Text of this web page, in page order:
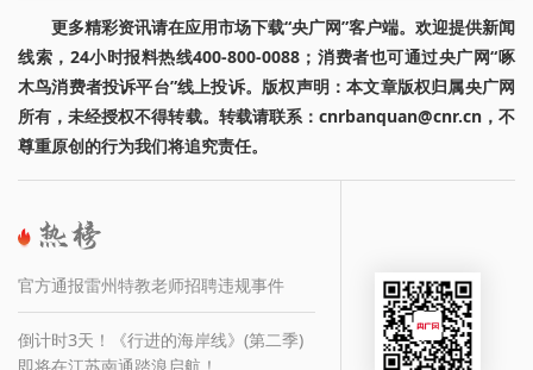
更多精彩资讯请在应用市场下载“央广网”客户端。欢迎提供新闻
线索，24小时报料热线400-800-0088；消费者也可通过央广网“啄
木鸟消费者投诉平台”线上投诉。版权声明：本文章版权归属央广网
所有，未经授权不得转载。转载请联系：cnrbanquan@cnr.cn，不
尊重原创的行为我们将追究责任。
官方通报雷州特教老师招聘违规事件
倒计时3天！《行进的海岸线》(第二季)
即将在江苏南通踏浪启航！